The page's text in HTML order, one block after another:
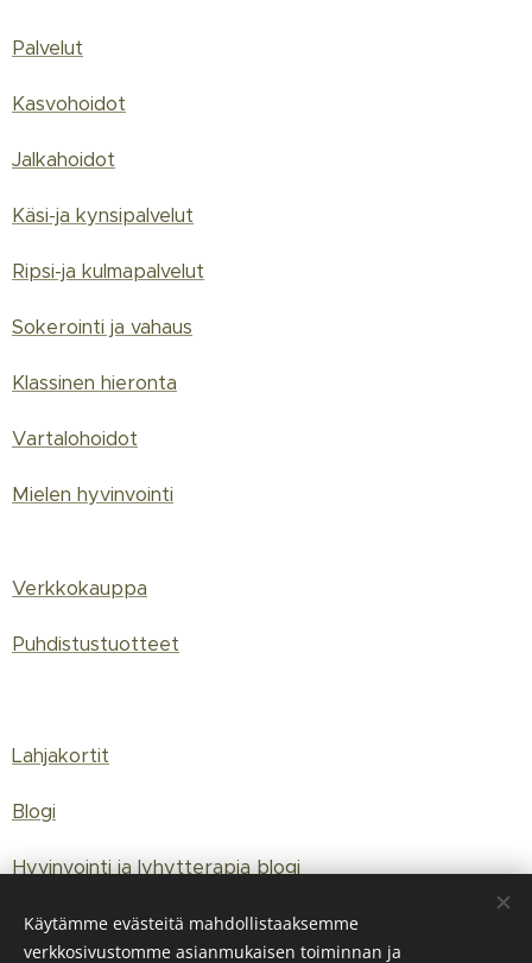
Palvelut
Kasvohoidot
Jalkahoidot
Käsi-ja kynsipalvelut
Ripsi-ja kulmapalvelut
Sokerointi ja vahaus
Klassinen hieronta
Vartalohoidot
Mielen hyvinvointi
Verkkokauppa
Puhdistustuotteet
Lahjakortit
Blogi
Hyvinvointi ja lyhytterapia blogi
Käytämme evästeitä mahdollistaaksemme
verkkosivustomme asianmukaisen toiminnan ja